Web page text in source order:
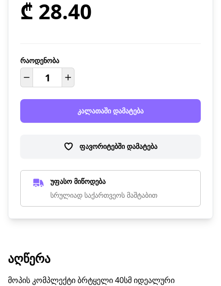
₾ 28.40
რაოდენობა
კალათაში დამატება
ფავორიტებში დამატება
უფასო მიწოდება
სრულიად საქართვეოს მაშტაბით
ᲐᲦᲬᲔᲠᲐ
მოპის კომპლექტი ბრტყელი 40სმ იდეალური